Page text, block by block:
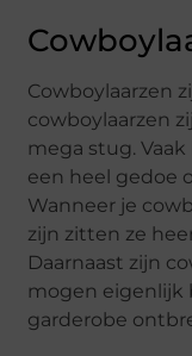
Cowboylaarzen
cowboylaarzen
mega stug.
een heel gedoe
Wanneer je
zijn zitten ze
Daarnaast zijn
mogen eigenlijk
garderobe